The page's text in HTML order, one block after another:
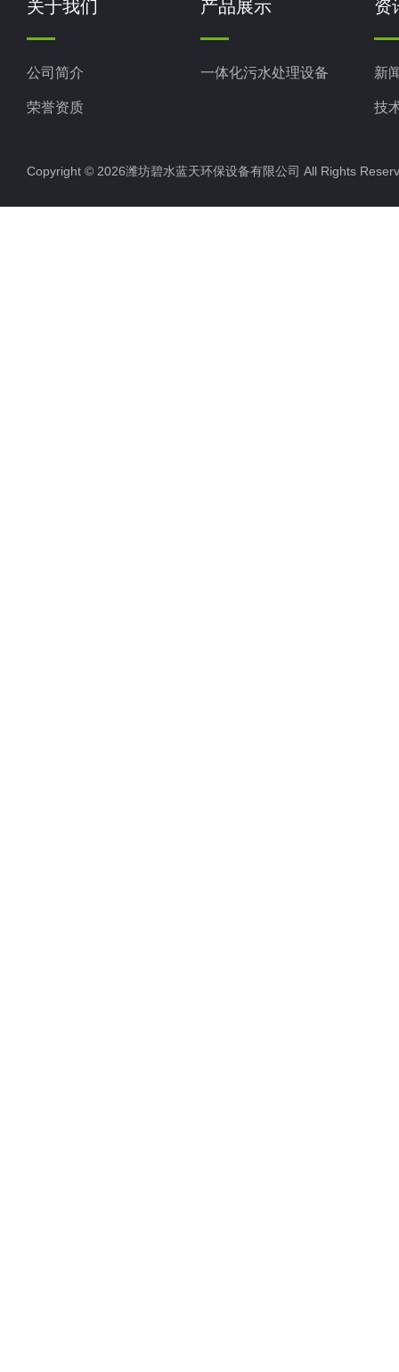
关于我们
公司简介
荣誉资质
产品展示
一体化污水处理设备
资
新
技
Copyright © 2026潍坊碧水蓝天环保设备有限公司 All Rights